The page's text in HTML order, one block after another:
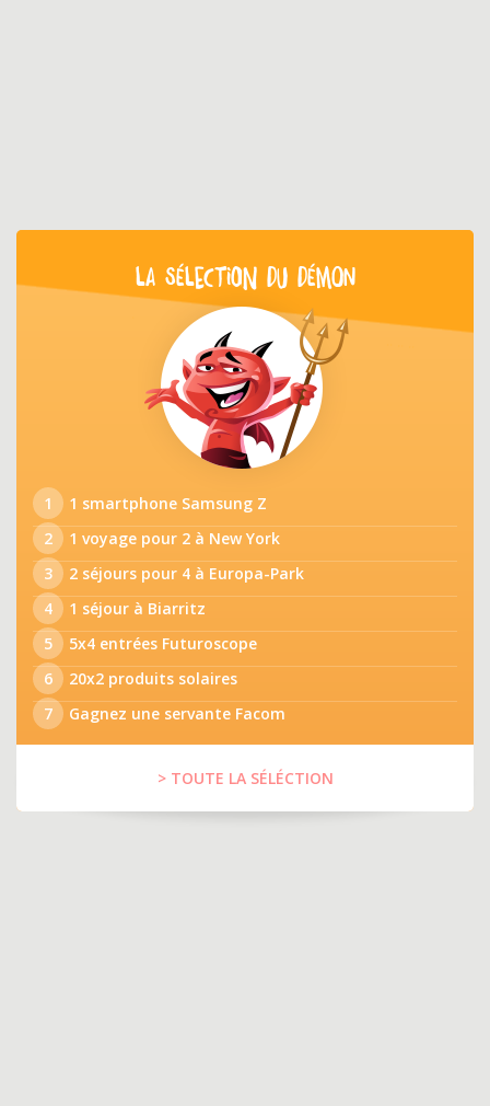
LA SÉLECTION DU DÉMON
1
1 smartphone Samsung Z
2
1 voyage pour 2 à New York
3
2 séjours pour 4 à Europa-Park
4
1 séjour à Biarritz
5
5x4 entrées Futuroscope
6
20x2 produits solaires
7
Gagnez une servante Facom
> TOUTE LA SÉLÉCTION